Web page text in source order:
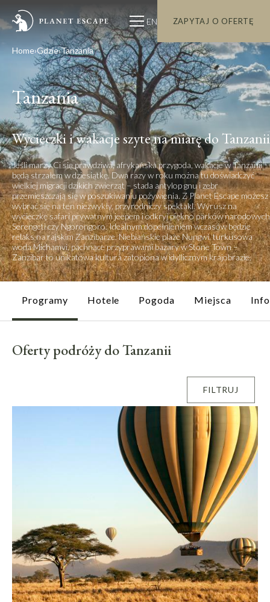
EN ZAPYTAJ O OFERTĘ
Home Gdzie Tanzania
Tanzania
Wycieczki i wakacje szyte na miarę do Tanzanii
Jeśli marzy Ci się prawdziwa, afrykańska przygoda, wakacje w Tanzanii
będą strzałem w dziesiątkę. Dwa razy w roku można tu doświadczyć
wielkiej migracji dzikich zwierząt – stada antylop gnu i zebr
przemieszczają się w poszukiwaniu pożywienia. Z Planet Escape możesz
wybrać się na ten niezwykły, przyrodniczy spektakl. Wyrusz na
wycieczkę safari prywatnym jeepem i odkryj piękno parków narodowych
Serengeti czy Ngorongoro. Idealnym dopełnieniem wczasów będzie
relaks na rajskim Zanzibarze. Niebiańskie plaże Nungwi, turkusowa
woda Michamvi, pachnące przyprawami bazary w Stone Town –
Zanzibar to unikatowa kultura zatopiona w idyllicznym krajobrazie.
Programy Hotele Pogoda Miejsca
Oferty podróży do Tanzanii
FILTRUJ